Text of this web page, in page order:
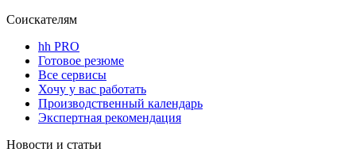
Соискателям
hh PRO
Готовое резюме
Все сервисы
Хочу у вас работать
Производственный календарь
Экспертная рекомендация
Новости и статьи